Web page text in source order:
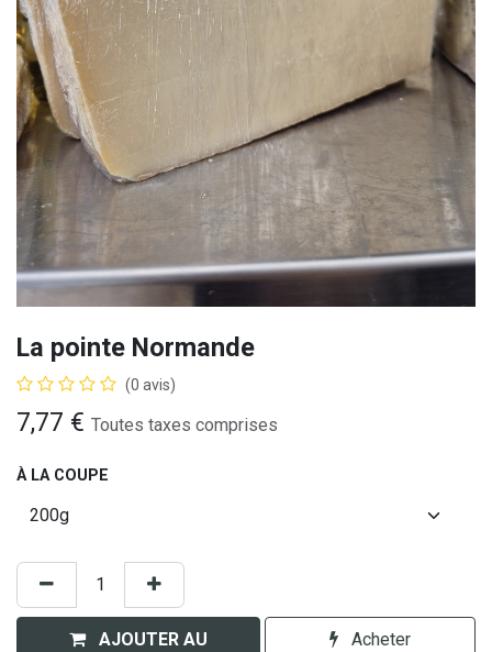
La pointe Normande
(0 avis)
7,77 € Toutes taxes comprises
À LA COUPE
AJOUTER AU
Acheter